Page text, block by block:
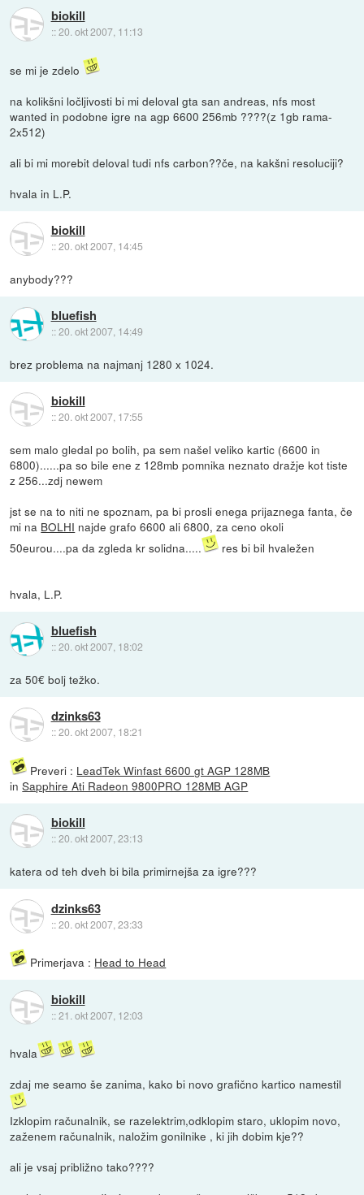
biokill
::20. okt 2007, 11:13
se mi je zdelo
na kolikšni ločljivosti bi mi deloval gta san andreas, nfs most
wanted in podobne igre na agp 6600 256mb ????(z 1gb rama-
2x512)
ali bi mi morebit deloval tudi nfs carbon??če, na kakšni resoluciji?
hvala in L.P.
biokill
::20. okt 2007, 14:45
anybody???
bluefish
::20. okt 2007, 14:49
brez problema na najmanj 1280 x 1024.
biokill
::20. okt 2007, 17:55
sem malo gledal po bolih, pa sem našel veliko kartic (6600 in
6800)......pa so bile ene z 128mb pomnika neznato dražje kot tiste
z 256...zdj newem
jst se na to niti ne spoznam, pa bi prosli enega prijaznega fanta, če
mi na BOLHI najde grafo 6600 ali 6800, za ceno okoli
50eurou....pa da zgleda kr solidna.....
res bi bil hvaležen
hvala, L.P.
bluefish
::20. okt 2007, 18:02
za 50€ bolj težko.
dzinks63
::20. okt 2007, 18:21
Preveri : LeadTek Winfast 6600 gt AGP 128MB
inSapphire Ati Radeon 9800PRO 128MB AGP
biokill
::20. okt 2007, 23:13
katera od teh dveh bi bila primirnejša za igre???
dzinks63
::20. okt 2007, 23:33
Primerjava : Head to Head
biokill
::21. okt 2007, 12:03
hvala
zdaj me seamo še zanima, kako bi novo grafično kartico namestil
Izklopim računalnik, se razelektrim,odklopim staro, uklopim novo,
zaženem računalnik, naložim gonilnike , ki jih dobim kje??
ali je vsaj približno tako????